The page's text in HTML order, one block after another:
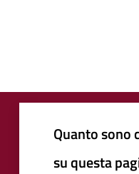
Quanto sono
su questa